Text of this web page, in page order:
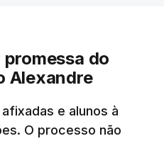
do
Alexandre
e alunos à
O processo não